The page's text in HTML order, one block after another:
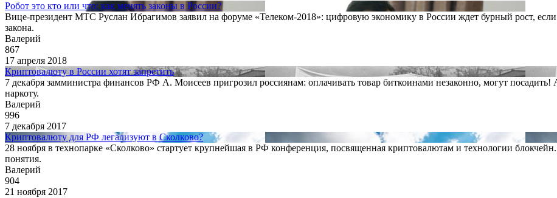
Робот это кто или что: как менять законы в России?
Вице-президент МТС Руслан Ибрагимов заявил на форуме «Телеком-2018»: цифровую экономику в России ждет бурный рост,
закона.
Валерий
867
17 апреля 2018
Криптовалюту в России хотят запретить
7 декабря замминистра финансов РФ А. Моисеев пригрозил россиянам: оплачивать товар биткоинами незаконно, могут
наркоту.
Валерий
996
7 декабря 2017
Криптовалюту для РФ легализуют в Сколково?
28 ноября в технопарке «Сколково» стартует крупнейшая в РФ конференция, посвященная криптовалютам и технологии
понятия.
Валерий
904
21 ноября 2017